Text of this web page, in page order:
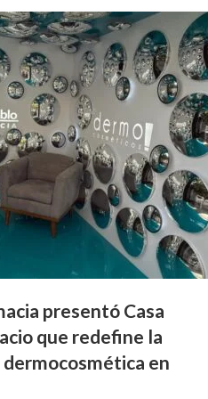
presentó Casa
que redefine la
en